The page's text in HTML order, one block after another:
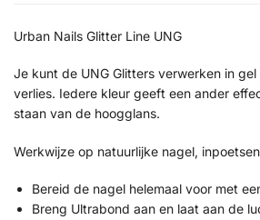
Urban Nails Glitter Line UNG
Je kunt de UNG Glitters verwerken in
verlies. Iedere kleur geeft een ander
staan van de hoogglans.
Werkwijze op natuurlijke nagel,
Bereid de nagel helemaal voor met
Breng Ultrabond aan en laat aan de